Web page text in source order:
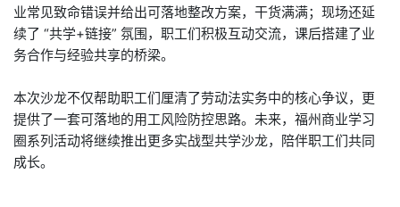
业常见致命错误并给出可落地整改方案，干货满满；现场还延
续了 “共学+链接” 氛围，职工们积极互动交流，课后搭建了业
务合作与经验共享的桥梁。
本次沙龙不仅帮助职工们厘清了劳动法实务中的核心争议，更
提供了一套可落地的用工风险防控思路。未来，福州商业学习
圈系列活动将继续推出更多实战型共学沙龙，陪伴职工们共同
成长。